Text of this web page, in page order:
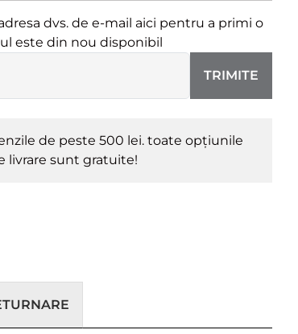
dvs. de e-mail aici pentru a primi o
este din nou disponibil
TRIMITE
de peste 500 lei. toate opțiunile
livrare sunt gratuite!